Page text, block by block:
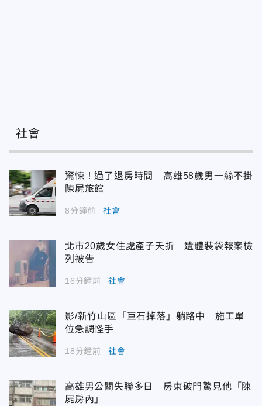
社會
驚悚！過了退房時間 高雄58歲男一絲不掛
陳屍旅館
8分鐘前 社會
北市20歲女住處產子夭折 遺體裝袋報案檢
列被告
16分鐘前 社會
影/新竹山區「巨石掉落」躺路中 施工單
位急調怪手
18分鐘前 社會
高雄男公關失聯多日 房東破門驚見他「陳
屍房內」